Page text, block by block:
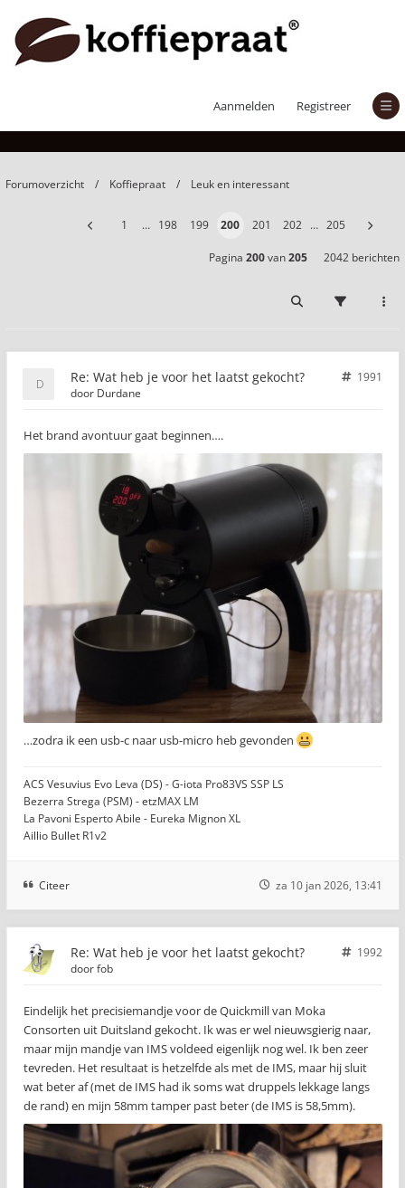
Aanmelden Registreer
Wat heb je voor het laatst gekocht?
Forumoverzicht Koffiepraat Leuk en interessant
1 … 198 199 200 201 202 … 205
Pagina 200van205 2042 berichten
Re: Wat heb je voor het laatst gekocht?
1991
door Durdane
Het brand avontuur gaat beginnen….
…zodra ik een usb-c naar usb-micro heb gevonden
ACS Vesuvius Evo Leva (DS) - G-iota Pro83VS SSP LS
Bezerra Strega (PSM) - etzMAX LM
La Pavoni Esperto Abile - Eureka Mignon XL
Aillio Bullet R1v2
Citeer za 10 jan 2026, 13:41
Re: Wat heb je voor het laatst gekocht?
1992
doorfob
Eindelijk het precisiemandje voor de Quickmill van Moka
Consorten uit Duitsland gekocht. Ik was er wel nieuwsgierig naar,
maar mijn mandje van IMS voldeed eigenlijk nog wel. Ik ben zeer
tevreden. Het resultaat is hetzelfde als met de IMS, maar hij sluit
wat beter af (met de IMS had ik soms wat druppels lekkage langs
de rand) en mijn 58mm tamper past beter (de IMS is 58,5mm).